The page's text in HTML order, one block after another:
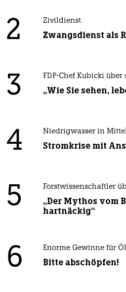
2 Zivildienst
Zwangsdienst als
3 FDP-Chef Kubicki über
„Wie Sie sehen,
4 Niedrigwasser in
Stromkrise mit
5 Forstwissenschaftler
„Der Mythos vom
hartnäckig“
6 Enorme Gewinne für
Bitte abschöpfen!